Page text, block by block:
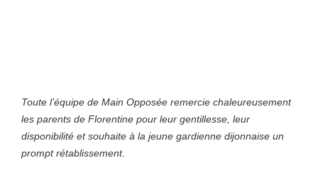
Toute l’équipe de Main Opposée remercie chaleureusement
les parents de Florentine pour leur gentillesse, leur
disponibilité et souhaite à la jeune gardienne dijonnaise un
prompt rétablissement.